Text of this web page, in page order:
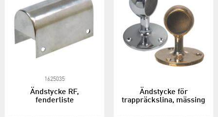
1625035
Ändstycke RF,
fenderliste
Ändstycke för
trappräckslina, mässing